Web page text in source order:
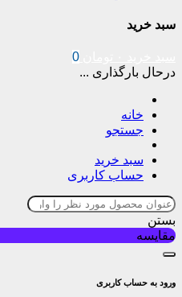
سبد خرید
0
درحال بارگذاری ...
خانه
جستجو
سبد خرید
حساب کاربری
بستن
مقایسه
ورود به حساب کاربری